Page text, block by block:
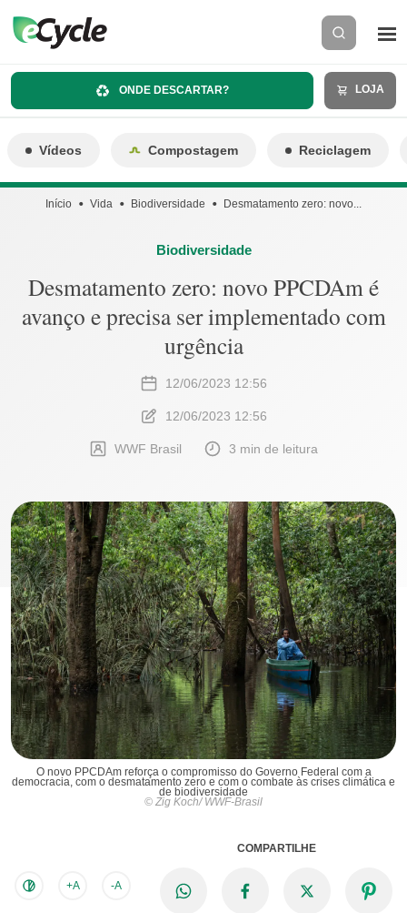
ONDE DESCARTAR? LOJA
Vídeos Compostagem Reciclagem
Início Vida Biodiversidade Desmatamento zero: novo...
Biodiversidade
Desmatamento zero: novo PPCDAm é
avanço e precisa ser implementado com
urgência
12/06/2023 12:56
12/06/2023 12:56
WWF Brasil 3 min de leitura
O novo PPCDAm reforça o compromisso do Governo Federal com a
democracia, com o desmatamento zero e com o combate às crises climática e
de biodiversidade
© Zig Koch/ WWF-Brasil
+A -A
COMPARTILHE